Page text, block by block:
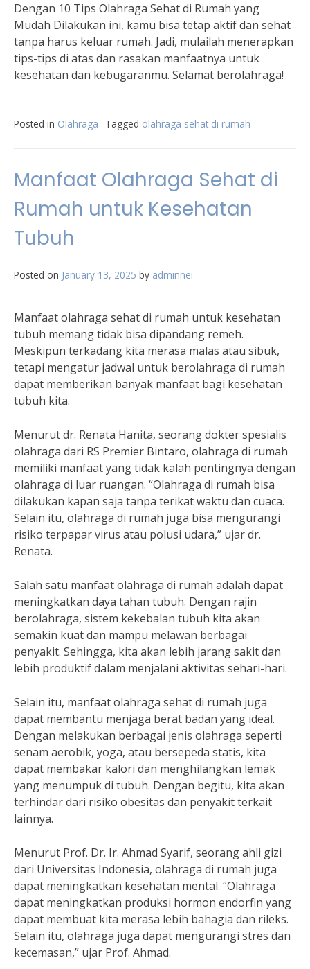
Dengan 10 Tips Olahraga Sehat di Rumah yang
Mudah Dilakukan ini, kamu bisa tetap aktif dan sehat
tanpa harus keluar rumah. Jadi, mulailah menerapkan
tips-tips di atas dan rasakan manfaatnya untuk
kesehatan dan kebugaranmu. Selamat berolahraga!
Posted in Olahraga Tagged olahraga sehat di rumah
Manfaat Olahraga Sehat di
Rumah untuk Kesehatan
Tubuh
Posted on January 13, 2025 by adminnei
Manfaat olahraga sehat di rumah untuk kesehatan
tubuh memang tidak bisa dipandang remeh.
Meskipun terkadang kita merasa malas atau sibuk,
tetapi mengatur jadwal untuk berolahraga di rumah
dapat memberikan banyak manfaat bagi kesehatan
tubuh kita.
Menurut dr. Renata Hanita, seorang dokter spesialis
olahraga dari RS Premier Bintaro, olahraga di rumah
memiliki manfaat yang tidak kalah pentingnya dengan
olahraga di luar ruangan. “Olahraga di rumah bisa
dilakukan kapan saja tanpa terikat waktu dan cuaca.
Selain itu, olahraga di rumah juga bisa mengurangi
risiko terpapar virus atau polusi udara,” ujar dr.
Renata.
Salah satu manfaat olahraga di rumah adalah dapat
meningkatkan daya tahan tubuh. Dengan rajin
berolahraga, sistem kekebalan tubuh kita akan
semakin kuat dan mampu melawan berbagai
penyakit. Sehingga, kita akan lebih jarang sakit dan
lebih produktif dalam menjalani aktivitas sehari-hari.
Selain itu, manfaat olahraga sehat di rumah juga
dapat membantu menjaga berat badan yang ideal.
Dengan melakukan berbagai jenis olahraga seperti
senam aerobik, yoga, atau bersepeda statis, kita
dapat membakar kalori dan menghilangkan lemak
yang menumpuk di tubuh. Dengan begitu, kita akan
terhindar dari risiko obesitas dan penyakit terkait
lainnya.
Menurut Prof. Dr. Ir. Ahmad Syarif, seorang ahli gizi
dari Universitas Indonesia, olahraga di rumah juga
dapat meningkatkan kesehatan mental. “Olahraga
dapat meningkatkan produksi hormon endorfin yang
dapat membuat kita merasa lebih bahagia dan rileks.
Selain itu, olahraga juga dapat mengurangi stres dan
kecemasan,” ujar Prof. Ahmad.